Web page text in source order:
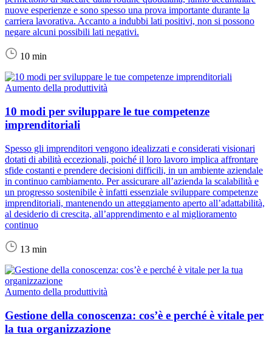
nuove esperienze e sono spesso una prova importante durante la
carriera lavorativa. Accanto a indubbi lati positivi, non si possono
negare alcuni possibili lati negativi.
10 min
Aumento della produttività
10 modi per sviluppare le tue competenze
imprenditoriali
Spesso gli imprenditori vengono idealizzati e considerati visionari
dotati di abilità eccezionali, poiché il loro lavoro implica affrontare
sfide costanti e prendere decisioni difficili, in un ambiente aziendale
in continuo cambiamento. Per assicurare all’azienda la scalabilità e
un progresso sostenibile è infatti essenziale sviluppare competenze
imprenditoriali, mantenendo un atteggiamento aperto all’adattabilità,
al desiderio di crescita, all’apprendimento e al miglioramento
continuo
13 min
Aumento della produttività
Gestione della conoscenza: cos’è e perché è vitale per
la tua organizzazione